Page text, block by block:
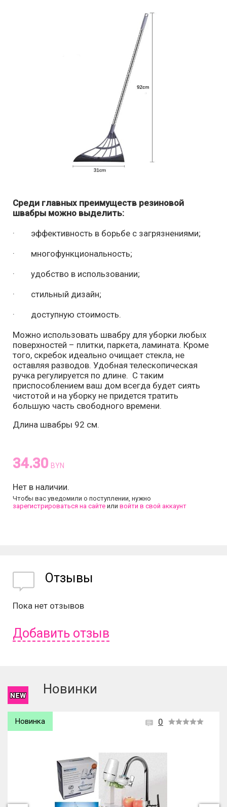
Среди главных преимуществ резиновой
швабры можно выделить:
· эффективность в борьбе с загрязнениями;
· многофункциональность;
· удобство в использовании;
· стильный дизайн;
· доступную стоимость.
Можно использовать швабру для уборки любых
поверхностей – плитки, паркета, ламината. Кроме
того, скребок идеально очищает стекла, не
оставляя разводов. Удобная телескопическая
ручка регулируется по длине. С таким
приспособлением ваш дом всегда будет сиять
чистотой и на уборку не придется тратить
большую часть свободного времени.
Длина швабры 92 см.
34.30 BYN
Нет в наличии.
Чтобы вас уведомили о поступлении, нужно
зарегистрироваться на сайте или войти в свой аккаунт
Отзывы
Пока нет отзывов
Добавить отзыв
Новинки
0
Новинка